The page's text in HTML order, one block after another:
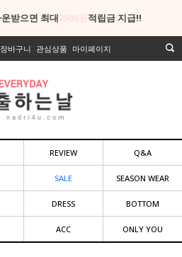
받으면 최대 적립금 지급!!
장바구니 관심상품 마이페이지
REVIEW Q&A
SALE SEASON WEAR
DRESS BOTTOM
ACC ONLY YOU